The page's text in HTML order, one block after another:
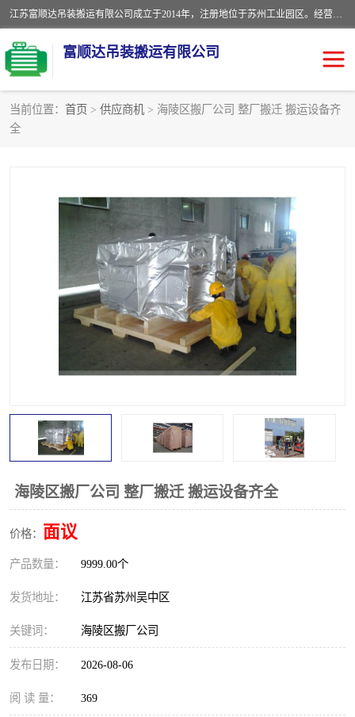
江苏富顺达吊装搬运有限公司成立于2014年，注册地位于苏州工业园区。经营范围包括起重吊装、搬运装卸服务；叉车、吊车租赁；水电安装；机电工程施工及维护；机电设备安装；家政服务、保洁服务。苏州搬运公司，苏州叉车出租，苏州吊车出租，苏州工厂设备搬运，专业设备吊装服务。
富顺达吊装搬运有限公司
当前位置： 首页 > 供应商机 > 海陵区搬厂公司 整厂搬迁 搬运设备齐
全
海陵区搬厂公司 整厂搬迁 搬运设备齐全
价格： 面议
产品数量： 9999.00个
发货地址： 江苏省苏州吴中区
关键词： 海陵区搬厂公司
发布日期： 2026-08-06
阅 读 量： 369
设备定位移位 起重吊装
设备搬运 吊装公司
工厂设备搬运 专业设备吊装服务
吊车出租租赁服务 叉车出租租赁服务